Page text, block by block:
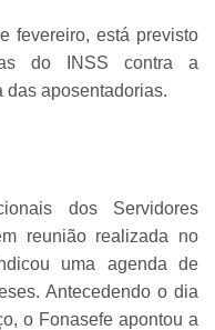
fevereiro, está previsto
do INSS contra a
das aposentadorias.
dos Servidores
reunião realizada no
uma agenda de
Antecedendo o dia
o Fonasefe apontou a